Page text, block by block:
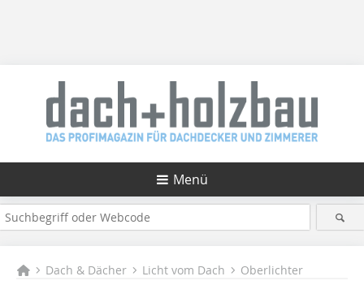
Menü
Dach & Dächer Licht vom Dach Oberlichter